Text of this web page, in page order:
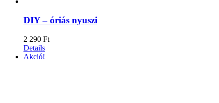
DIY – óriás nyuszi
2 290 Ft
Details
Akció!